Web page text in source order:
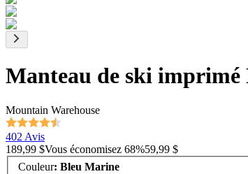
Manteau de ski
Mountain Warehouse
402 Avis
189,99 $Vous économisez 68%59,99 $
Couleur: Bleu Marine